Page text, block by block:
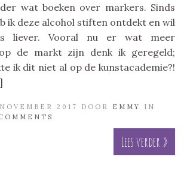
wat boeken over markers. Sinds
ik deze alcohol stiften ontdekt en wil
liever. Vooral nu er wat meer
de markt zijn denk ik geregeld;
ik dit niet al op de kunstacademie?!
2017 DOOR EMMY
IN
Lees verder »